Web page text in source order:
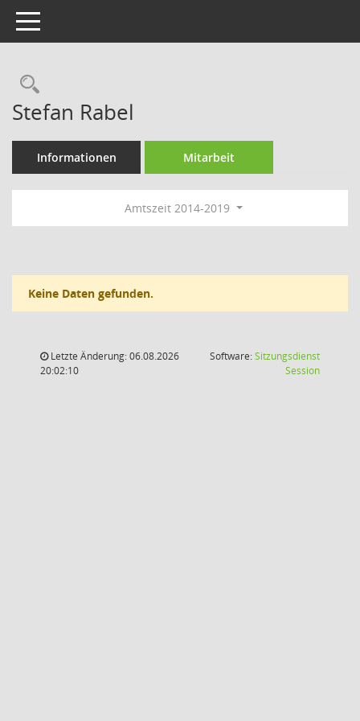
Toggle navigation
Rechercheauswahl
Stefan Rabel
Informationen Mitarbeit
Amtszeit 2014-2019
Keine Daten gefunden.
Letzte Änderung: 06.08.2026
20:02:10
Software:Sitzungsdienst
Session(Wird in